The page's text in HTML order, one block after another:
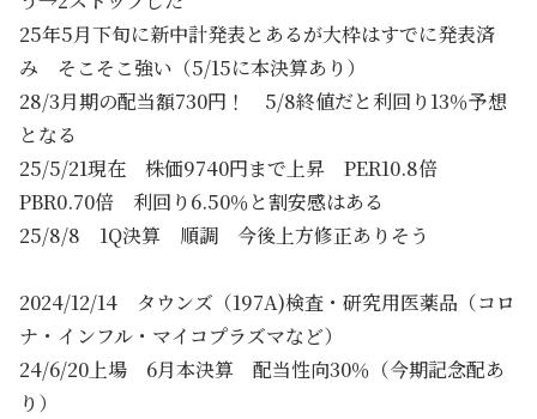
25年5月下旬に新中計発表とあるが大枠はすでに発表済
み そこそこ強い（5/15に本決算あり）
28/3月期の配当額730円！ 5/8終値だと利回り13％予想
となる
25/5/21現在 株価9740円まで上昇 PER10.8倍
PBR0.70倍 利回り6.50％と割安感はある
25/8/8 1Q決算 順調 今後上方修正ありそう
2024/12/14 タウンズ（197A)検査・研究用医薬品（コロ
ナ・インフル・マイコプラズマなど）
24/6/20上場 6月本決算 配当性向30％（今期記念配あ
り）